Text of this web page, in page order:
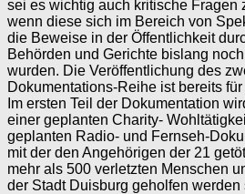
sei es wichtig auch kritische Fragen
wenn diese sich im Bereich von
die Beweise in der Öffentlichkeit
Behörden und Gerichte bislang
wurden. Die Veröffentlichung des
Dokumentations-Reihe ist bereits
Im ersten Teil der Dokumentation
einer geplanten Charity-
geplanten Radio- und Fernseh-
mit der den Angehörigen der 21
mehr als 500 verletzten Menschen
der Stadt Duisburg geholfen werden